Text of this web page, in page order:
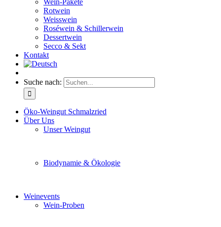
Wein-Pakete
Rotwein
Weisswein
Roséwein & Schillerwein
Dessertwein
Secco & Sekt
Kontakt
Suche nach:
Öko-Weingut Schmalzried
Über Uns
Unser Weingut
Biodynamie & Ökologie
Weinevents
Wein-Proben